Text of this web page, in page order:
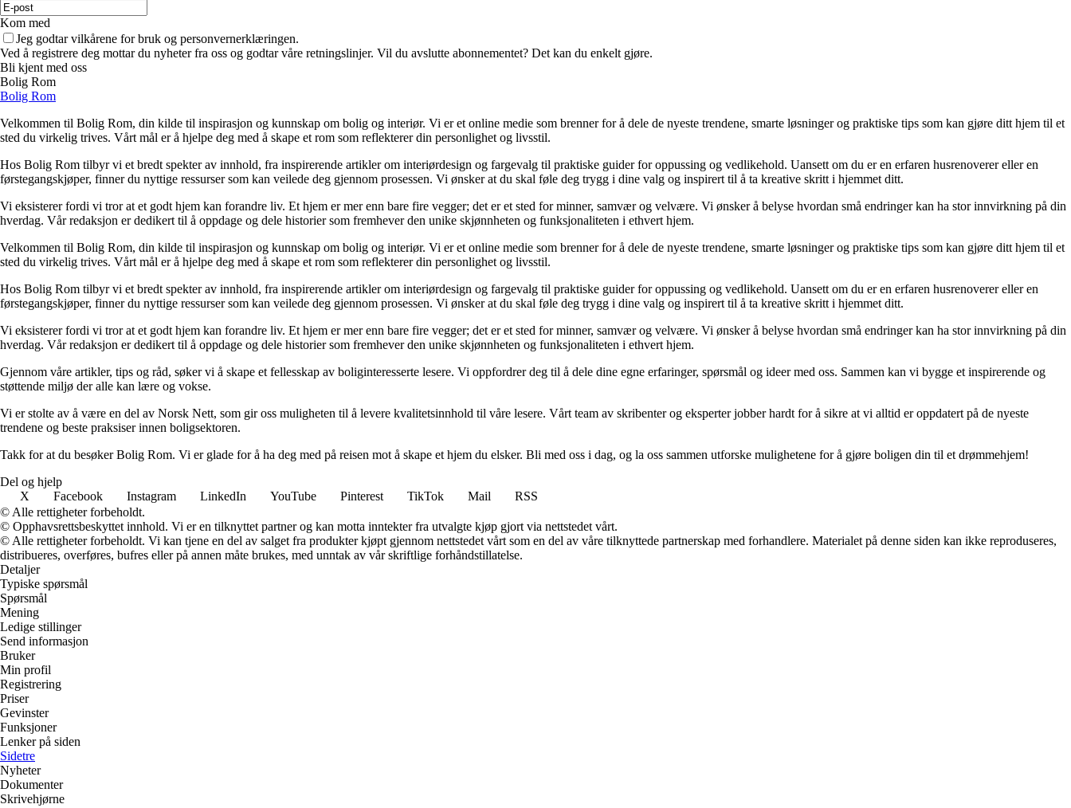
Kom med
Jeg godtar vilkårene for bruk og personvernerklæringen.
Ved å registrere deg mottar du nyheter fra oss og godtar våre retningslinjer. Vil du avslutte abonnementet? Det kan du enkelt gjøre.
Bli kjent med oss
Bolig Rom
Bolig Rom
Velkommen til Bolig Rom, din kilde til inspirasjon og kunnskap om bolig og interiør. Vi er et online medie som brenner for å dele de nyeste trendene, smarte løsninger og praktiske tips som kan gjøre ditt hjem til et
sted du virkelig trives. Vårt mål er å hjelpe deg med å skape et rom som reflekterer din personlighet og livsstil.
Hos Bolig Rom tilbyr vi et bredt spekter av innhold, fra inspirerende artikler om interiørdesign og fargevalg til praktiske guider for oppussing og vedlikehold. Uansett om du er en erfaren husrenoverer eller en
førstegangskjøper, finner du nyttige ressurser som kan veilede deg gjennom prosessen. Vi ønsker at du skal føle deg trygg i dine valg og inspirert til å ta kreative skritt i hjemmet ditt.
Vi eksisterer fordi vi tror at et godt hjem kan forandre liv. Et hjem er mer enn bare fire vegger; det er et sted for minner, samvær og velvære. Vi ønsker å belyse hvordan små endringer kan ha stor innvirkning på din
hverdag. Vår redaksjon er dedikert til å oppdage og dele historier som fremhever den unike skjønnheten og funksjonaliteten i ethvert hjem.
Velkommen til Bolig Rom, din kilde til inspirasjon og kunnskap om bolig og interiør. Vi er et online medie som brenner for å dele de nyeste trendene, smarte løsninger og praktiske tips som kan gjøre ditt hjem til et
sted du virkelig trives. Vårt mål er å hjelpe deg med å skape et rom som reflekterer din personlighet og livsstil.
Hos Bolig Rom tilbyr vi et bredt spekter av innhold, fra inspirerende artikler om interiørdesign og fargevalg til praktiske guider for oppussing og vedlikehold. Uansett om du er en erfaren husrenoverer eller en
førstegangskjøper, finner du nyttige ressurser som kan veilede deg gjennom prosessen. Vi ønsker at du skal føle deg trygg i dine valg og inspirert til å ta kreative skritt i hjemmet ditt.
Vi eksisterer fordi vi tror at et godt hjem kan forandre liv. Et hjem er mer enn bare fire vegger; det er et sted for minner, samvær og velvære. Vi ønsker å belyse hvordan små endringer kan ha stor innvirkning på din
hverdag. Vår redaksjon er dedikert til å oppdage og dele historier som fremhever den unike skjønnheten og funksjonaliteten i ethvert hjem.
Gjennom våre artikler, tips og råd, søker vi å skape et fellesskap av boliginteresserte lesere. Vi oppfordrer deg til å dele dine egne erfaringer, spørsmål og ideer med oss. Sammen kan vi bygge et inspirerende og
støttende miljø der alle kan lære og vokse.
Vi er stolte av å være en del av Norsk Nett, som gir oss muligheten til å levere kvalitetsinnhold til våre lesere. Vårt team av skribenter og eksperter jobber hardt for å sikre at vi alltid er oppdatert på de nyeste
trendene og beste praksiser innen boligsektoren.
Takk for at du besøker Bolig Rom. Vi er glade for å ha deg med på reisen mot å skape et hjem du elsker. Bli med oss i dag, og la oss sammen utforske mulighetene for å gjøre boligen din til et drømmehjem!
Del og hjelp
X
Facebook Instagram LinkedIn YouTube Pinterest TikTok Mail
RSS
© Alle rettigheter forbeholdt.
© Opphavsrettsbeskyttet innhold. Vi er en tilknyttet partner og kan motta inntekter fra utvalgte kjøp gjort via nettstedet vårt.
© Alle rettigheter forbeholdt. Vi kan tjene en del av salget fra produkter kjøpt gjennom nettstedet vårt som en del av våre tilknyttede partnerskap med forhandlere. Materialet på denne siden kan ikke reproduseres,
distribueres, overføres, bufres eller på annen måte brukes, med unntak av vår skriftlige forhåndstillatelse.
Detaljer
Typiske spørsmål
Spørsmål
Mening
Ledige stillinger
Send informasjon
Bruker
Min profil
Registrering
Priser
Gevinster
Funksjoner
Lenker på siden
Sidetre
Nyheter
Dokumenter
Skrivehjørne